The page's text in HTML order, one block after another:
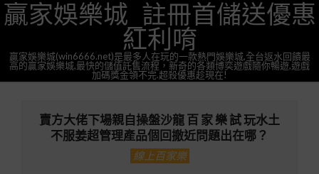
Skip
to贏家娛樂城_註冊首儲送優惠
紅利唷
贏家娛樂城(win6666.net)是最多人在玩的一款熱門娛樂城,全台返水回饋最
高的贏家娛樂城,最快的儲值託售流程，新奇的各類博奕遊戲隨你暢遊,遊戲
加碼獎金領不完.超殺優惠趁現在!
賣方大佬下場親自操盤沙龍 百 家 樂 試 玩水土
不服姜超管理產品個回撤近問題出在哪？
線上百家樂